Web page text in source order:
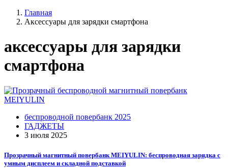
Главная
Аксессуары для зарядки смартфона
аксессуары для зарядки
смартфона
беспроводной повербанк 2025
ГАДЖЕТЫ
3 июля 2025
Прозрачный магнитный повербанк MEIYULIN: беспроводная зарядка с
умным дисплеем и складной подставкой